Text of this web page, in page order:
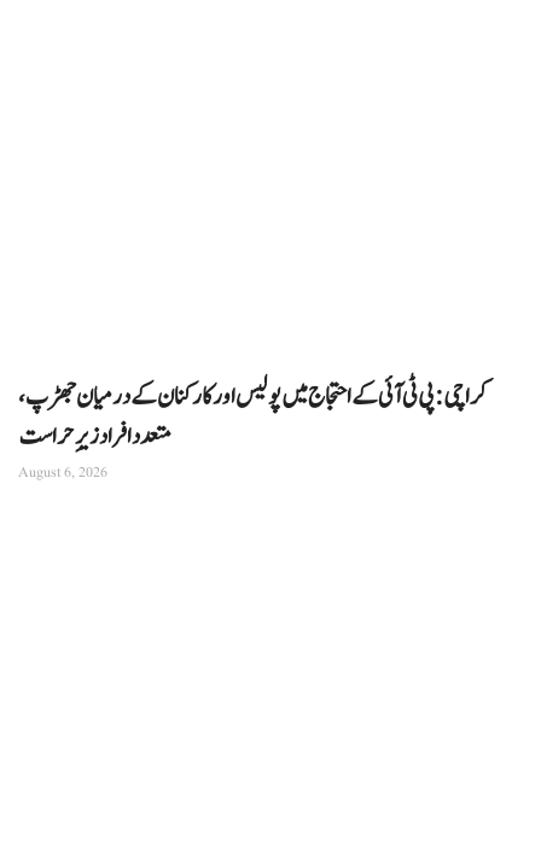
کراچی: پی ٹی آئی کے احتجاج میں پولیس اور کارکنان کے درمیان جھڑپ،
متعدد افراد زیرِ حراست
August 6, 2026